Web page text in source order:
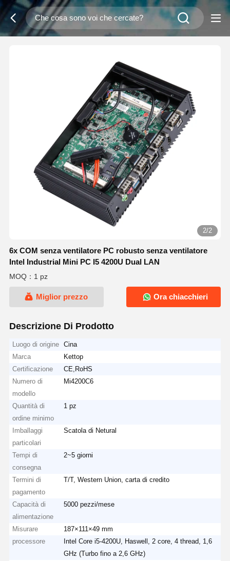
2/2
6x COM senza ventilatore PC robusto senza ventilatore
Intel Industrial Mini PC I5 4200U Dual LAN
MOQ：1 pz
Miglior prezzo Ora chiacchieri
Descrizione Di Prodotto
Luogo di origine
Cina
Marca
Kettop
Certificazione
CE,RoHS
Numero di
modello
Mi4200C6
Quantità di
ordine minimo
1 pz
Imballaggi
particolari
Scatola di Netural
Tempi di
consegna
2~5 giorni
Termini di
pagamento
T/T, Western Union, carta di credito
Capacità di
alimentazione
5000 pezzi/mese
Misurare
187×111×49 mm
processore
Intel Core i5-4200U, Haswell, 2 core, 4 thread, 1,6
GHz (Turbo fino a 2,6 GHz)